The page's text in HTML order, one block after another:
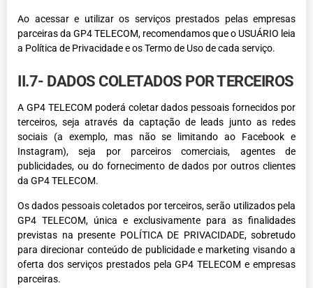
Ao acessar e utilizar os serviços prestados pelas empresas
parceiras da GP4 TELECOM, recomendamos que o USUÁRIO leia
a Política de Privacidade e os Termo de Uso de cada serviço.
II.7- DADOS COLETADOS POR TERCEIROS
A GP4 TELECOM poderá coletar dados pessoais fornecidos por
terceiros, seja através da captação de leads junto as redes
sociais (a exemplo, mas não se limitando ao Facebook e
Instagram), seja por parceiros comerciais, agentes de
publicidades, ou do fornecimento de dados por outros clientes
da GP4 TELECOM.
Os dados pessoais coletados por terceiros, serão utilizados pela
GP4 TELECOM, única e exclusivamente para as finalidades
previstas na presente POLÍTICA DE PRIVACIDADE, sobretudo
para direcionar conteúdo de publicidade e marketing visando a
oferta dos serviços prestados pela GP4 TELECOM e empresas
parceiras.